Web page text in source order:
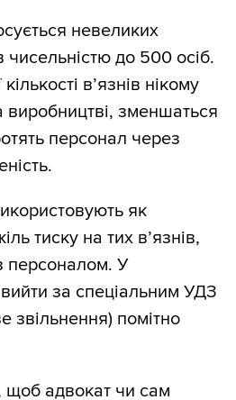
невеликих
до 500 осіб.
в’язнів нікому
зменшаться
персонал через
як
тиску на тих в’язнів,
персоналом. У
за спеціальним УДЗ
звільнення) помітно
щоб адвокат чи сам